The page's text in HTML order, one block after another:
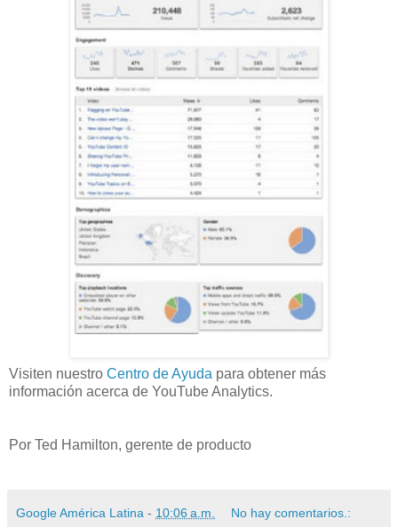
Visiten nuestro Centro de Ayuda para obtener más
información acerca de YouTube Analytics.
Por Ted Hamilton, gerente de producto
Google América Latina - 10:06 a.m. No hay comentarios.: